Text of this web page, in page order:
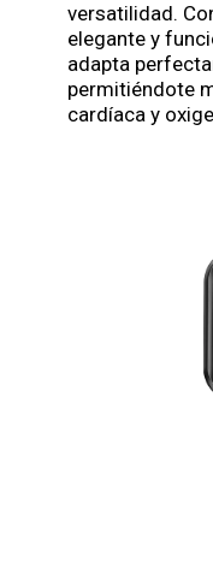
versatilidad.
elegante y
adapta
permitiéndote
cardíaca y